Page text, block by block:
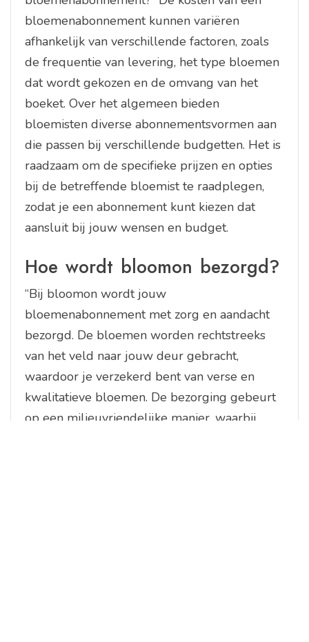
bloemenabonnement kunnen variëren
afhankelijk van verschillende factoren, zoals
de frequentie van levering, het type bloemen
dat wordt gekozen en de omvang van het
boeket. Over het algemeen bieden
bloemisten diverse abonnementsvormen aan
die passen bij verschillende budgetten. Het is
raadzaam om de specifieke prijzen en opties
bij de betreffende bloemist te raadplegen,
zodat je een abonnement kunt kiezen dat
aansluit bij jouw wensen en budget.
Hoe wordt bloomon bezorgd?
“Bij bloomon wordt jouw
bloemenabonnement met zorg en aandacht
bezorgd. De bloemen worden rechtstreeks
van het veld naar jouw deur gebracht,
waardoor je verzekerd bent van verse en
kwalitatieve bloemen. De bezorging gebeurt
op een milieuvriendelijke manier, waarbij